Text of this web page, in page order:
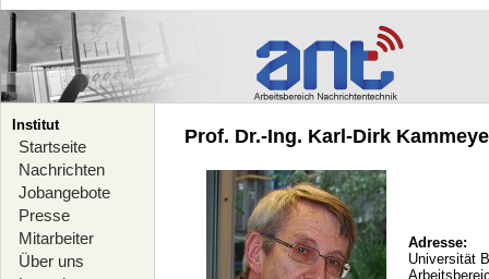
Institut
Startseite
Nachrichten
Jobangebote
Presse
Mitarbeiter
Über uns
Prof. Dr.-Ing. Karl-Dirk
Adresse:
Universität